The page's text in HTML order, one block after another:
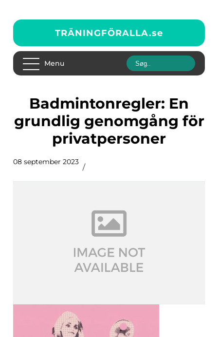
TRÄNINGFÖRALLA.se
Menu
Badmintonregler: En
grundlig genomgång för
privatpersoner
08 september 2023